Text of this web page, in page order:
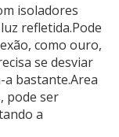
isoladores
refletida.Pode
como ouro,
se desviar
bastante.Area
pode ser
a